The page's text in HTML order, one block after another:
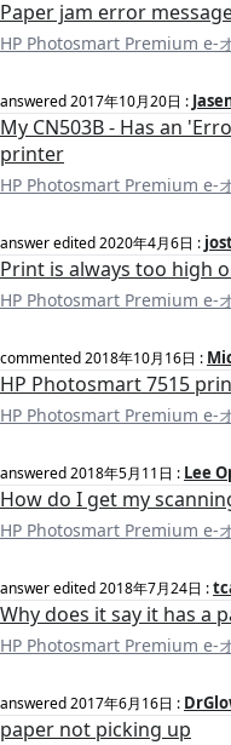
Paper jam error
HP Photosmart Premium e-
answered2017年10月20日 :
My CN503B - Has an
printer
HP Photosmart Premium e-
answer edited2020年4月6日 :
Print is always too high
HP Photosmart Premium e-
commented2018年10月16日 :
HP Photosmart 7515
HP Photosmart Premium e-
answered2018年5月11日 : Lee
How do I get my
HP Photosmart Premium e-
answer edited2018年7月24日 :
Why does it say it has a
HP Photosmart Premium e-
answered2017年6月16日 :
paper not picking up